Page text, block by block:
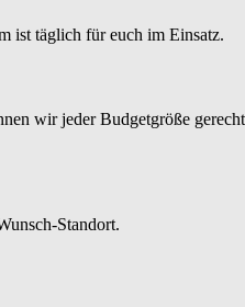
ist täglich für euch im Einsatz.
wir jeder Budgetgröße
Standort.